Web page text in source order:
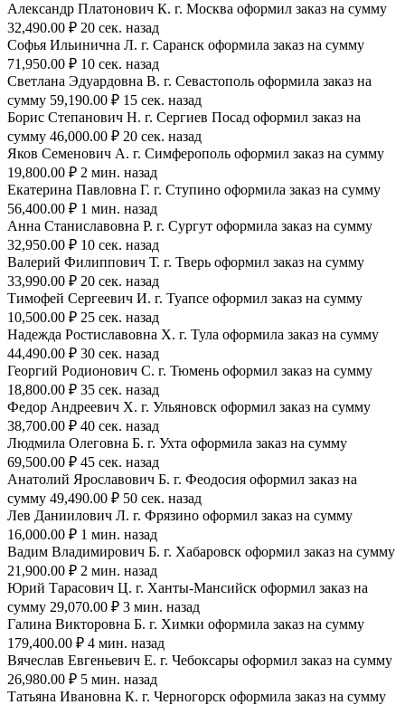
Александр Платонович К. г. Москва оформил заказ на сумму
32,490.00 ₽ 20 сек. назад
Софья Ильинична Л. г. Саранск оформила заказ на сумму
71,950.00 ₽ 10 сек. назад
Светлана Эдуардовна В. г. Севастополь оформила заказ на
сумму 59,190.00 ₽ 15 сек. назад
Борис Степанович Н. г. Сергиев Посад оформил заказ на
сумму 46,000.00 ₽ 20 сек. назад
Яков Семенович А. г. Симферополь оформил заказ на сумму
19,800.00 ₽ 2 мин. назад
Екатерина Павловна Г. г. Ступино оформила заказ на сумму
56,400.00 ₽ 1 мин. назад
Анна Станиславовна Р. г. Сургут оформила заказ на сумму
32,950.00 ₽ 10 сек. назад
Валерий Филиппович Т. г. Тверь оформил заказ на сумму
33,990.00 ₽ 20 сек. назад
Тимофей Сергеевич И. г. Туапсе оформил заказ на сумму
10,500.00 ₽ 25 сек. назад
Надежда Ростиславовна Х. г. Тула оформила заказ на сумму
44,490.00 ₽ 30 сек. назад
Георгий Родионович С. г. Тюмень оформил заказ на сумму
18,800.00 ₽ 35 сек. назад
Федор Андреевич Х. г. Ульяновск оформил заказ на сумму
38,700.00 ₽ 40 сек. назад
Людмила Олеговна Б. г. Ухта оформила заказ на сумму
69,500.00 ₽ 45 сек. назад
Анатолий Ярославович Б. г. Феодосия оформил заказ на
сумму 49,490.00 ₽ 50 сек. назад
Лев Даниилович Л. г. Фрязино оформил заказ на сумму
16,000.00 ₽ 1 мин. назад
Вадим Владимирович Б. г. Хабаровск оформил заказ на сумму
21,900.00 ₽ 2 мин. назад
Юрий Тарасович Ц. г. Ханты-Мансийск оформил заказ на
сумму 29,070.00 ₽ 3 мин. назад
Галина Викторовна Б. г. Химки оформила заказ на сумму
179,400.00 ₽ 4 мин. назад
Вячеслав Евгеньевич Е. г. Чебоксары оформил заказ на сумму
26,980.00 ₽ 5 мин. назад
Татьяна Ивановна К. г. Черногорск оформила заказ на сумму